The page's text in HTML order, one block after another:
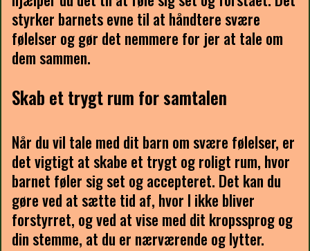
styrker barnets evne til at håndtere svære
følelser og gør det nemmere for jer at tale om
dem sammen.
Skab et trygt rum for samtalen
Når du vil tale med dit barn om svære følelser, er
det vigtigt at skabe et trygt og roligt rum, hvor
barnet føler sig set og accepteret. Det kan du
gøre ved at sætte tid af, hvor I ikke bliver
forstyrret, og ved at vise med dit kropssprog og
din stemme, at du er nærværende og lytter.